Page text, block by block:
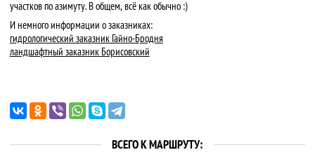
участков по азимуту. В общем, всё как обычно :)
И немного информации о заказниках:
гидрологический заказник Гайно-Бродня
ландшафтный заказник Борисовский
ВСЕГО К МАРШРУТУ: